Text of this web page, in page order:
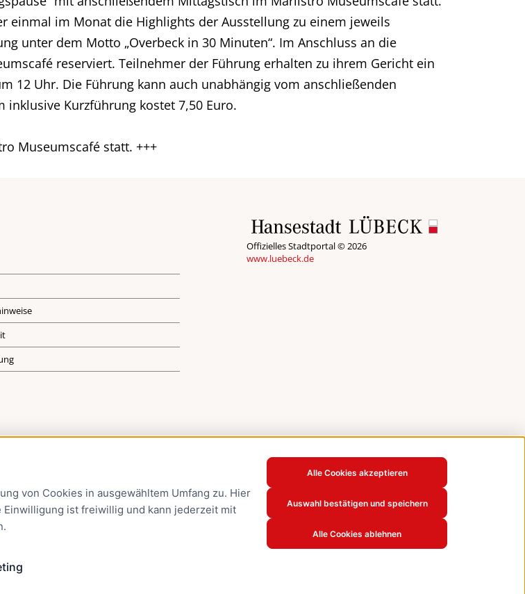
von Cookies in ausgewähltem Umfang zu. Hier
Einwilligung ist freiwillig und kann jederzeit mit
Alle Cookies akzeptieren
Auswahl bestätigen und speichern
Alle Cookies ablehnen
einmal im Monat die Highlights der Ausstellung zu einem jeweils
unter dem Motto „Overbeck in 30 Minuten“. Im Anschluss an die
reserviert. Teilnehmer der Führung erhalten zu ihrem Gericht ein
12 Uhr. Die Führung kann auch unabhängig vom anschließenden
Kurzführung kostet 7,50 Euro.
Museumscafé statt. +++
Offizielles Stadtportal © 2026
www.luebeck.de